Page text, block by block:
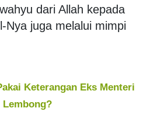
dari Allah kepada
Nya juga melalui mimpi
Keterangan Eks Menteri
Lembong?